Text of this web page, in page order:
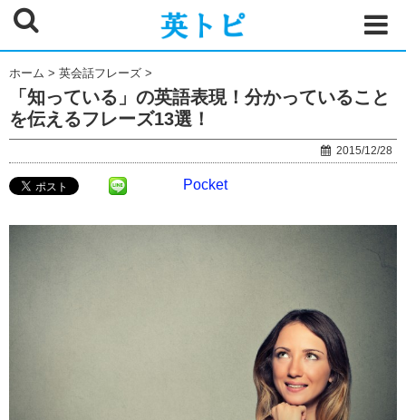
ホーム > 英会話フレーズ >
「知っている」の英語表現！分かっていること
を伝えるフレーズ13選！
2015/12/28
Pocket